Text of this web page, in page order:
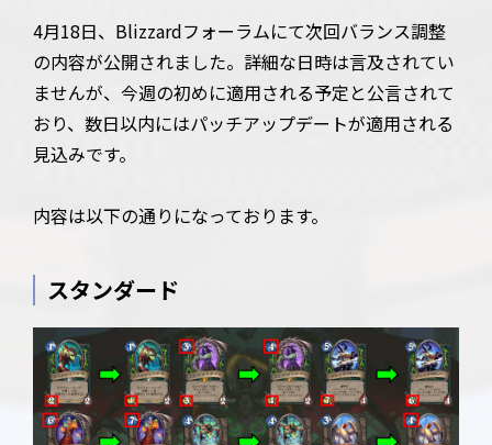
4月18日、Blizzardフォーラムにて次回バランス調整
の内容が公開されました。詳細な日時は言及されてい
ませんが、今週の初めに適用される予定と公言されて
おり、数日以内にはパッチアップデートが適用される
見込みです。
内容は以下の通りになっております。
スタンダード